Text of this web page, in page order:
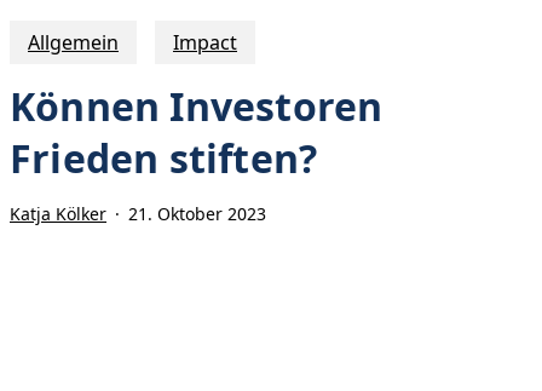
Allgemein Impact
Können Investoren
Frieden stiften?
Katja Kölker 21. Oktober 2023